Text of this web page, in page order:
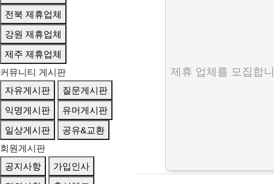
제휴 업체를 모집합
전북 제휴업체
강원 제휴업체
제주 제휴업체
커뮤니티 게시판
자유게시판
질문게시판
익명게시판
유머게시판
일상게시판
공유&교환
회원게시판
공지사항
가입인사